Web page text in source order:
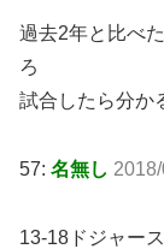
過去2年と比べ
ろ
試合したら分か
57: 名無し
13-18ドジャー